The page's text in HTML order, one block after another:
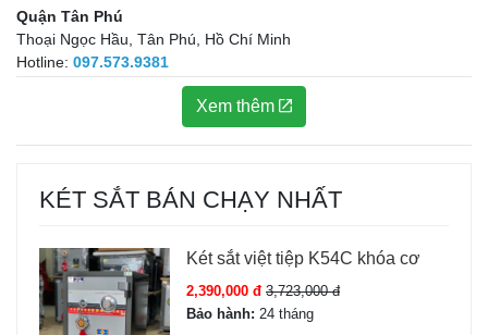
Quận Tân Phú
Thoại Ngọc Hầu, Tân Phú, Hồ Chí Minh
Hotline: 097.573.9381
Xem thêm
KÉT SẮT BÁN CHẠY NHẤT
Két sắt việt tiệp K54C khóa cơ
2,390,000 đ 3,723,000 đ
Bảo hành: 24 tháng